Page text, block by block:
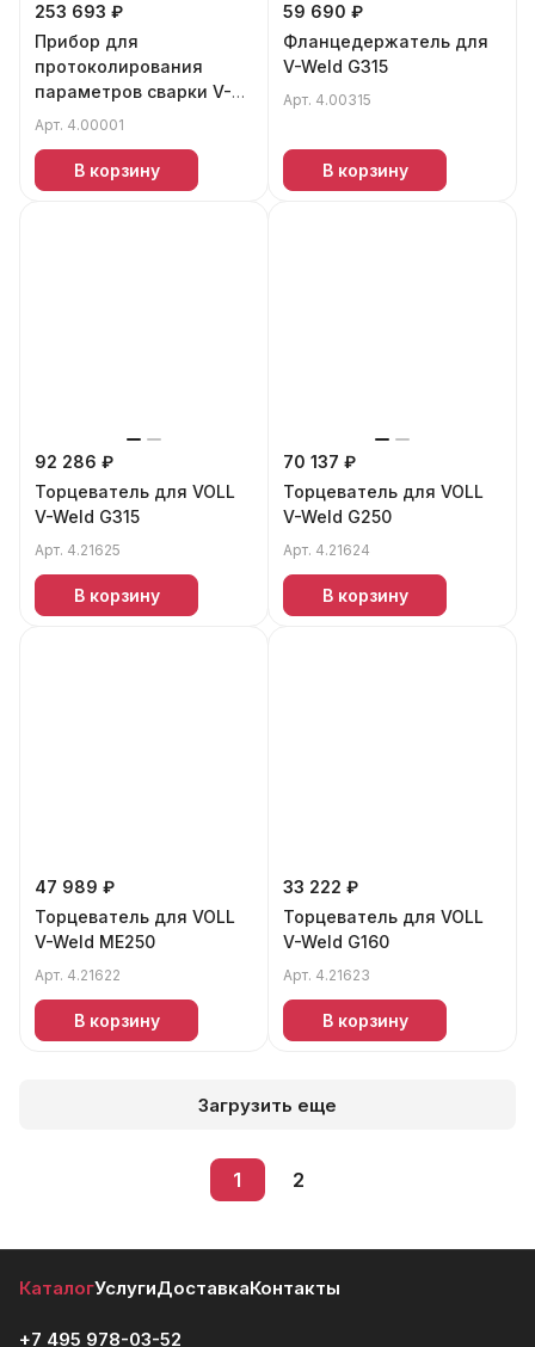
253 693 ₽
Прибор для
протоколирования
параметров сварки V-
Weld DATA
Арт. 4.00001
В корзину
59 690 ₽
Фланцедержатель для
V-Weld G315
Арт. 4.00315
В корзину
92 286 ₽
Торцеватель для VOLL
V-Weld G315
Арт. 4.21625
В корзину
70 137 ₽
Торцеватель для VOLL
V-Weld G250
Арт. 4.21624
В корзину
47 989 ₽
Торцеватель для VOLL
V-Weld ME250
Арт. 4.21622
В корзину
33 222 ₽
Торцеватель для VOLL
V-Weld G160
Арт. 4.21623
В корзину
Загрузить еще
1 2
КаталогУслугиДоставкаКонтакты
+7 495 978-03-52